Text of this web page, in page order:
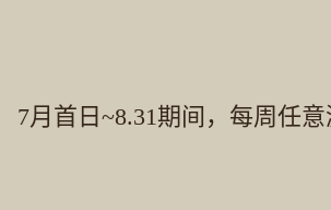
7月首日~8.31期间，每周任